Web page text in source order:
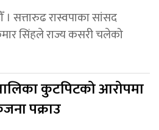
। सत्तारुढ रास्वपाका सांसद
सिंहले राज्य कसरी चलेको
कुटपिटको आरोपमा
पक्राउ